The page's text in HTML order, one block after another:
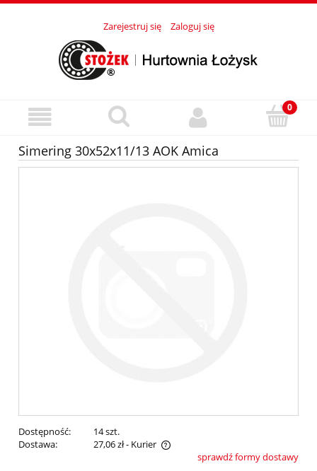
Zarejestruj się Zaloguj się
Simering 30x52x11/13 AOK Amica
Dostępność:
14 szt.
Dostawa:
27,06 zł- Kurier
Cena nie zawiera ewentualnych kosztów płatnościsprawdź formy dostawy